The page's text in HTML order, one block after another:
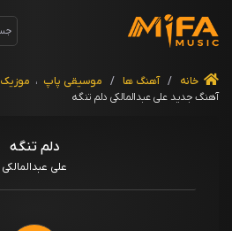
خانه / آهنگ ها / موسیقی پاپ ، موزیک
آهنگ جدید علی عبدالمالکی دلم تنگه
دلم تنگه
علی عبدالمالکی